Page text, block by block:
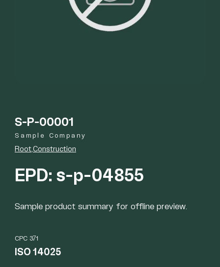
S-P-00001
Sample Company
RootConstruction
EPD: s-p-04855
Sample product summary for offline preview.
CPC 371
ISO 14025